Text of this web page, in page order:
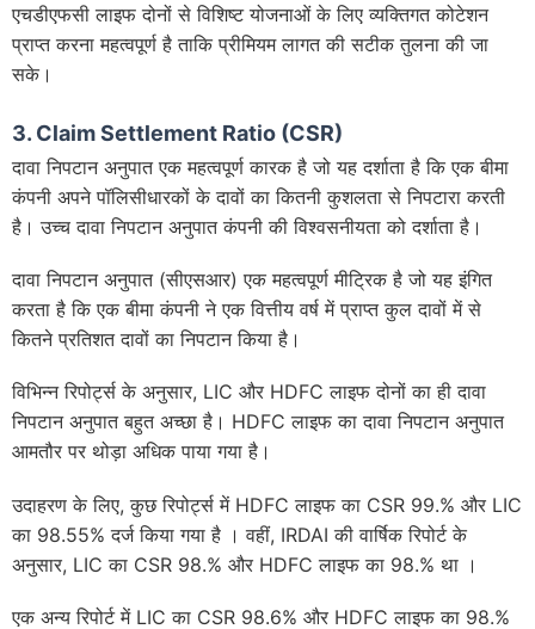
एचडीएफसी लाइफ दोनों से विशिष्ट योजनाओं के लिए व्यक्तिगत कोटेशन
प्राप्त करना महत्वपूर्ण है ताकि प्रीमियम लागत की सटीक तुलना की जा
सके।
3. Claim Settlement Ratio (CSR)
दावा निपटान अनुपात एक महत्वपूर्ण कारक है जो यह दर्शाता है कि एक बीमा
कंपनी अपने पॉलिसीधारकों के दावों का कितनी कुशलता से निपटारा करती
है। उच्च दावा निपटान अनुपात कंपनी की विश्वसनीयता को दर्शाता है।
दावा निपटान अनुपात (सीएसआर) एक महत्वपूर्ण मीट्रिक है जो यह इंगित
करता है कि एक बीमा कंपनी ने एक वित्तीय वर्ष में प्राप्त कुल दावों में से
कितने प्रतिशत दावों का निपटान किया है।
विभिन्न रिपोर्ट्स के अनुसार, LIC और HDFC लाइफ दोनों का ही दावा
निपटान अनुपात बहुत अच्छा है। HDFC लाइफ का दावा निपटान अनुपात
आमतौर पर थोड़ा अधिक पाया गया है।
उदाहरण के लिए, कुछ रिपोर्ट्स में HDFC लाइफ का CSR 99.% और LIC
का 98.55% दर्ज किया गया है । वहीं, IRDAI की वार्षिक रिपोर्ट के
अनुसार, LIC का CSR 98.% और HDFC लाइफ का 98.% था ।
एक अन्य रिपोर्ट में LIC का CSR 98.6% और HDFC लाइफ का 98.%